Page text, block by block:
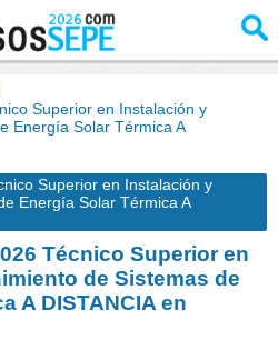
Superior en Instalación y
Energía Solar Térmica A
Superior en Instalación y
Energía Solar Térmica A
Técnico Superior en
de Sistemas de
A DISTANCIA en